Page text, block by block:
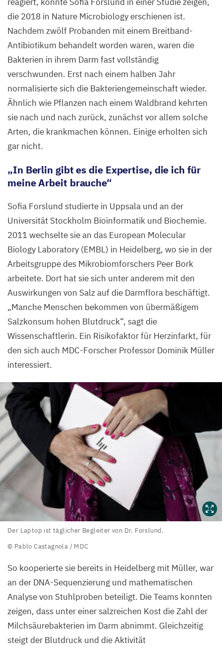
die 2018 in Nature Microbiology erschienen ist.
Nachdem zwölf Probanden mit einem Breitband-
Antibiotikum behandelt worden waren, waren die
Bakterien in ihrem Darm fast vollständig
verschwunden. Erst nach einem halben Jahr
normalisierte sich die Bakteriengemeinschaft wieder.
Ähnlich wie Pflanzen nach einem Waldbrand kehrten
sie nach und nach zurück, zunächst vor allem solche
Arten, die krankmachen können. Einige erholten sich
gar nicht.
„In Berlin gibt es die Expertise, die ich für
meine Arbeit brauche“
Sofia Forslund studierte in Uppsala und an der
Universität Stockholm Bioinformatik und Biochemie.
2011wechselte sie an das European Molecular
Biology Laboratory (EMBL) in Heidelberg, wo sie in der
Arbeitsgruppe des Mikrobiomforschers Peer Bork
arbeitete. Dort hat sie sich unter anderem mit den
Auswirkungen von Salz auf die Darmflora beschäftigt.
„Manche Menschen bekommen von übermäßigem
Salzkonsum hohen Blutdruck“, sagt die
Wissenschaftlerin. Ein Risikofaktor für Herzinfarkt, für
den sich auch MDC-Forscher Professor Dominik Müller
interessiert.
Der
Laptop
täglicher
Begleiter
von
Dr.
Forslund.
Der Laptop ist täglicher Begleiter von Dr. Forslund.
© Pablo Castagnola / MDC
So kooperierte sie bereits in Heidelberg mit Müller, war
an der DNA-Sequenzierung und mathematischen
Analyse von Stuhlproben beteiligt. Die Teams konnten
zeigen, dass unter einer salzreichen Kost die Zahl der
Milchsäurebakterien im Darm abnimmt. Gleichzeitig
steigt der Blutdruck und die Aktivität